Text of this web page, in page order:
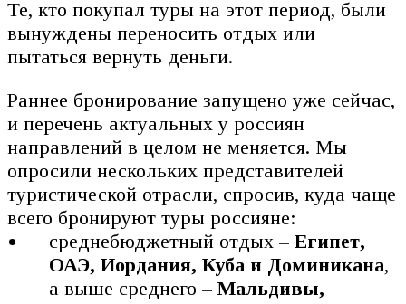
Те, кто покупал туры на этот период, были
вынуждены переносить отдых или
пытаться вернуть деньги.
Раннее бронирование запущено уже сейчас,
и перечень актуальных у россиян
направлений в целом не меняется. Мы
опросили нескольких представителей
туристической отрасли, спросив, куда чаще
всего бронируют туры россияне:
среднебюджетный отдых –Египет,
ОАЭ, Иордания, Куба и Доминикана,
а выше среднего –Мальдивы,